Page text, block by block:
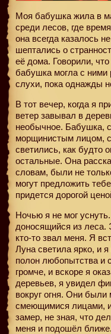
Моя бабушка жила в
среди лесов, где
она всегда казалось
шептались о
её дома. Говорили,
бабушка могла с ними
слухи, пока однажды
В тот вечер, когда я
ветер завывал в
необычное. Бабушка,
морщинистым лицом,
светились, как будто
остальные. Она
словам, были не
могут предложить
придется дорогой
Ночью я не мог
доносящийся из леса.
кто-то звал меня. Я
Луна светила ярко, и
полон любопытства и
громче, и вскоре я
деревьев, я увидел
вокруг огня. Они
смеющимися лицами,
замер, не зная, что
меня и подошёл ближе.